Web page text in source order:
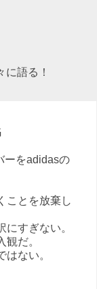
語る！
ーをadidasの
ことを放棄し
すぎない。
だ。
ない。